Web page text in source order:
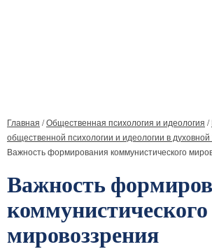
Главная /Общественная психология и идеология /
общественной психологии и идеологии в
Важность формирования коммунистического
Важность
коммунистического
мировоззрения